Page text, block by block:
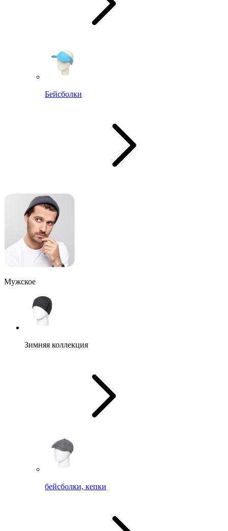
Бейсболки
Мужское
Зимняя коллекция
бейсболки, кепки